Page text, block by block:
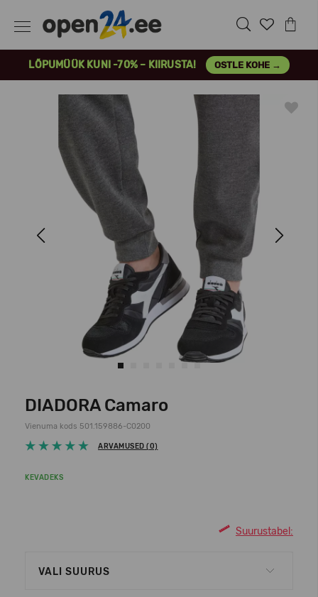
LÕPUMÜÜK KUNI -70% – KIIRUSTA! OSTLE KOHE →
Next
DIADORA Camaro
Vienuma kods 501.159886-C0200
ARVAMUSED (0)
KEVADEKS
Suurustabel:
VALI SUURUS